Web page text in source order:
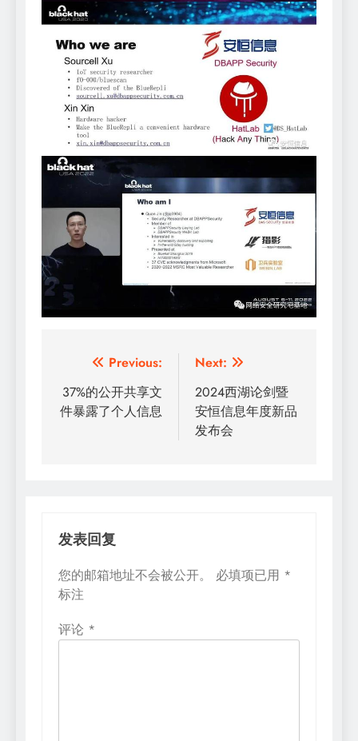
章
导
Previous:
37%的公开共享文
件暴露了个人信息
Next:
2024西湖论剑暨
安恒信息年度新品
发布会
发表回复
您的邮箱地址不会被公开。 必填项已用 *
标注
评论 *